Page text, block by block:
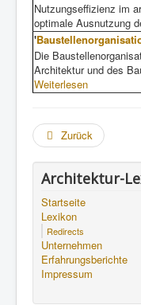
Nutzungseffizienz im
optimale Ausnutzung
'
Die
Architektur und des
Weiterlesen
Zurück
Architektur-
Startseite
Lexikon
Redirects
Unternehmen
Erfahrungsberichte
Impressum